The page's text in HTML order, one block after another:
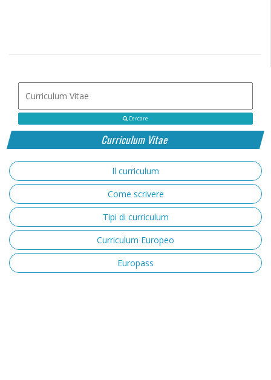
Cercare
Curriculum Vitae
Il curriculum
Come scrivere
Tipi di curriculum
Curriculum Europeo
Europass